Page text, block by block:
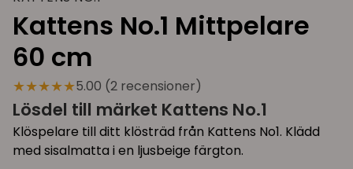
Kattens No.1 Mittpelare
60 cm
★★★★★5.00 (2 recensioner)
Lösdel till märket Kattens No.1
Klöspelare till ditt klösträd från Kattens No1. Klädd
med sisalmatta i en ljusbeige färgton.